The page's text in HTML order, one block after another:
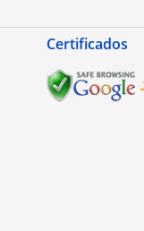
Certificados